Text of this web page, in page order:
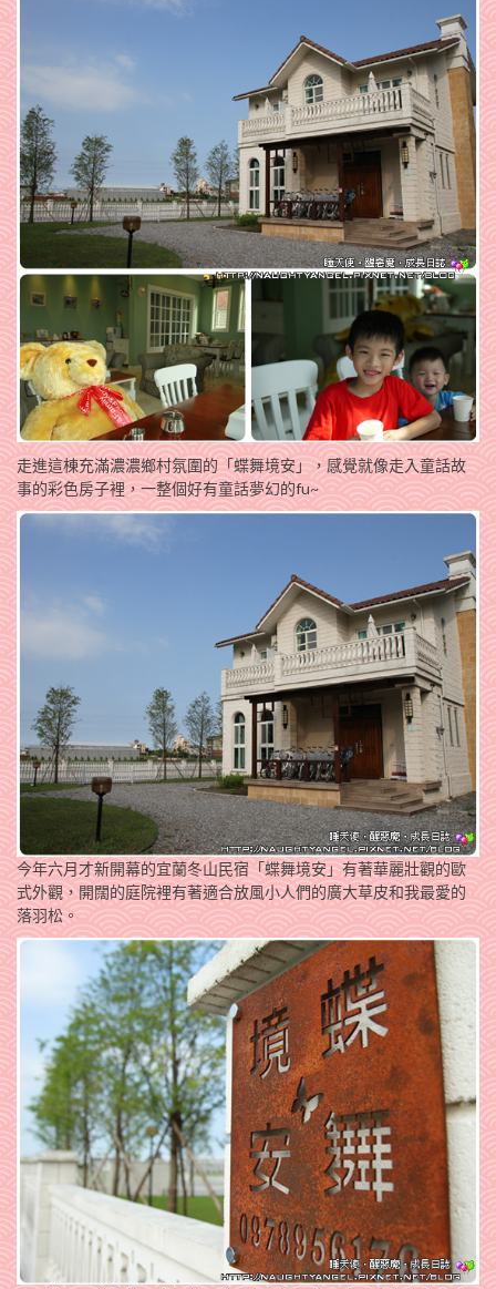
走進這棟充滿濃濃鄉村氛圍的「蝶舞境安」，感覺就像走入童話故
事的彩色房子裡，一整個好有童話夢幻的fu~
今年六月才新開幕的宜蘭冬山民宿「蝶舞境安」有著華麗壯觀的歐
式外觀，開闊的庭院裡有著適合放風小人們的廣大草皮和我最愛的
落羽松。